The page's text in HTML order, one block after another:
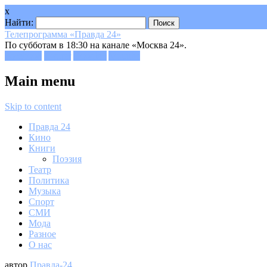
x
Найти:
Телепрограмма «Правда 24»
По субботам в 18:30 на канале «Москва 24».
Main menu
Skip to content
Правда 24
Кино
Книги
Поэзия
Театр
Политика
Музыка
Спорт
СМИ
Мода
Разное
О нас
автор Правда-24